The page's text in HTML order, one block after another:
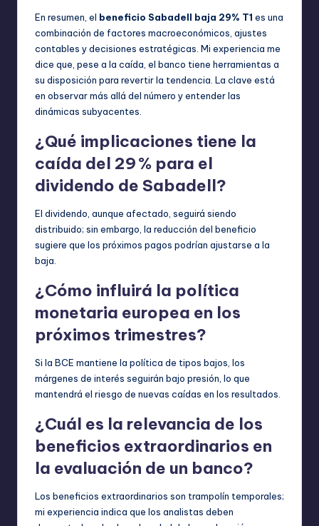
En resumen, el beneficio Sabadell baja 29% T1 es una
combinación de factores macroeconómicos, ajustes
contables y decisiones estratégicas. Mi experiencia me
dice que, pese a la caída, el banco tiene herramientas a
su disposición para revertir la tendencia. La clave está
en observar más allá del número y entender las
dinámicas subyacentes.
¿Qué implicaciones tiene la
caída del 29 % para el
dividendo de Sabadell?
El dividendo, aunque afectado, seguirá siendo
distribuido; sin embargo, la reducción del beneficio
sugiere que los próximos pagos podrían ajustarse a la
baja.
¿Cómo influirá la política
monetaria europea en los
próximos trimestres?
Si la BCE mantiene la política de tipos bajos, los
márgenes de interés seguirán bajo presión, lo que
mantendrá el riesgo de nuevas caídas en los resultados.
¿Cuál es la relevancia de los
beneficios extraordinarios en
la evaluación de un banco?
Los beneficios extraordinarios son trampolín temporales;
mi experiencia indica que los analistas deben